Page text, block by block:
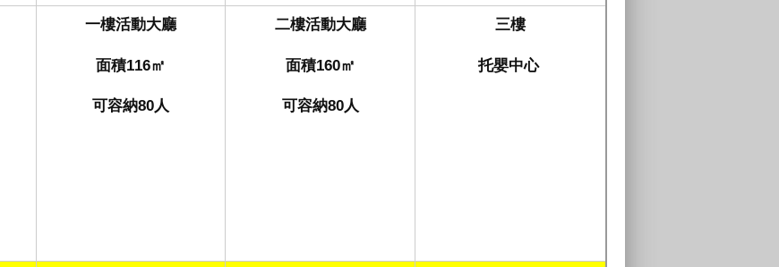
一樓活動大廳
面積116㎡
可容納80人
二樓活動大廳
面積160㎡
可容納80人
三樓
托嬰中心